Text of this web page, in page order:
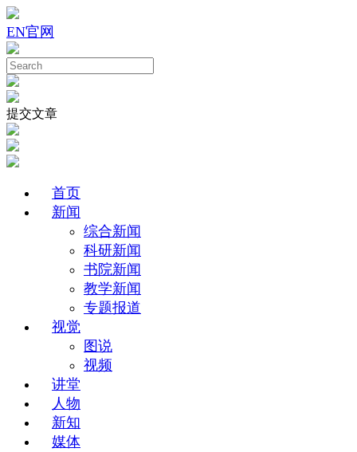
EN官网
提交文章
首页
新闻
综合新闻
科研新闻
书院新闻
教学新闻
专题报道
视觉
图说
视频
讲堂
人物
新知
媒体